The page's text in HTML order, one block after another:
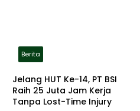
Berita
Jelang HUT Ke-14, PT BSI
Raih 25 Juta Jam Kerja
Tanpa Lost-Time Injury